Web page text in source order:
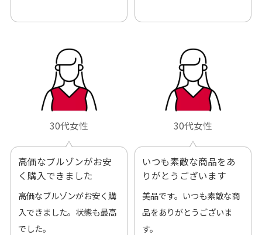
30代女性
高価なブルゾンがお安
く購入できました
高価なブルゾンがお安く購
入できました。状態も最高
でした。
30代女性
いつも素敵な商品をあ
りがとうございます
美品です。いつも素敵な商
品をありがとうございま
す。